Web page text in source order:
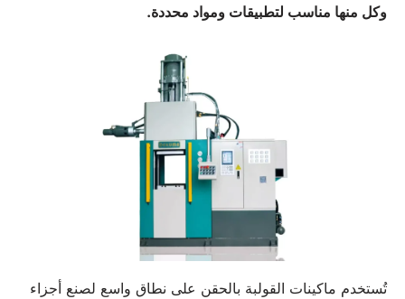
وكل منها مناسب لتطبيقات ومواد محددة.
تُستخدم ماكينات القولبة بالحقن على نطاق واسع لصنع أجزاء